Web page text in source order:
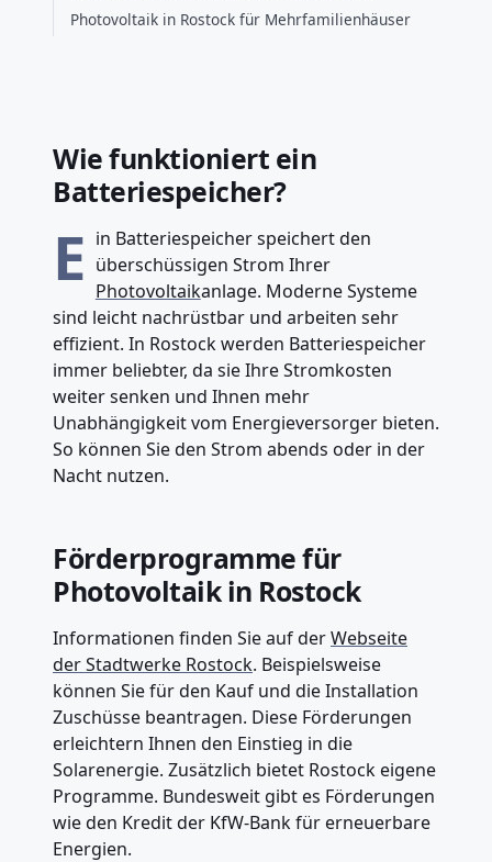
Photovoltaik in Rostock für Mehrfamilienhäuser
Wie funktioniert ein
Batteriespeicher?
E in Batteriespeicher speichert den
überschüssigen Strom Ihrer
Photovoltaikanlage. Moderne Systeme
sind leicht nachrüstbar und arbeiten sehr
effizient. In Rostock werden Batteriespeicher
immer beliebter, da sie Ihre Stromkosten
weiter senken und Ihnen mehr
Unabhängigkeit vom Energieversorger bieten.
So können Sie den Strom abends oder in der
Nacht nutzen.
Förderprogramme für
Photovoltaik in Rostock
Informationen finden Sie auf derWebseite
der Stadtwerke Rostock. Beispielsweise
können Sie für den Kauf und die Installation
Zuschüsse beantragen. Diese Förderungen
erleichtern Ihnen den Einstieg in die
Solarenergie. Zusätzlich bietet Rostock eigene
Programme. Bundesweit gibt es Förderungen
wie den Kredit der KfW-Bank für erneuerbare
Energien.